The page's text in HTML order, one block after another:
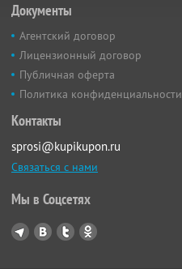
Документы
Агентский договор
Лицензионный договор
Публичная оферта
Политика конфиденциальности
Контакты
sprosi@kupikupon.ru
Связаться с нами
Мы в Соцсетях